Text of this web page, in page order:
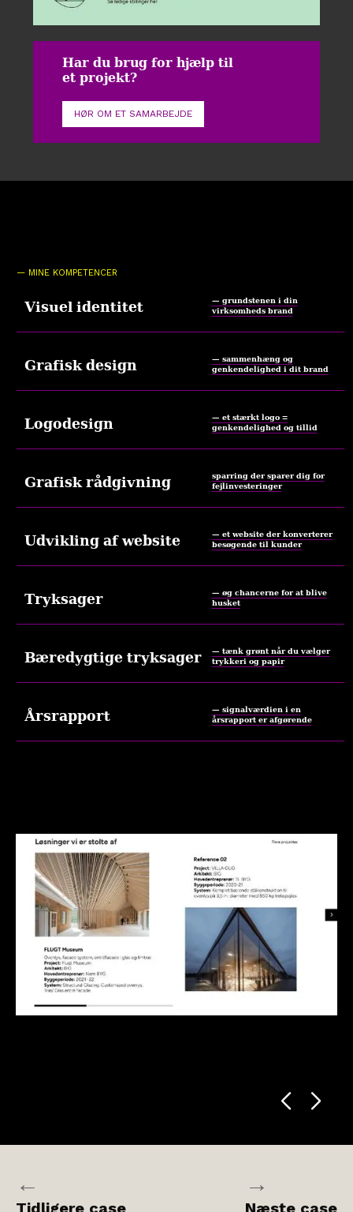
Har du brug for hjælp til
et projekt?
HØR OM ET SAMARBEJDE
— MINE KOMPETENCER
Visuel identitet
— grundstenen i din
virksomheds brand
Grafisk design
— sammenhæng og
genkendelighed i dit brand
Logodesign
— et stærkt logo =
genkendelighed og tillid
Grafisk rådgivning
sparring der sparer dig for
fejlinvesteringer
Udvikling af website
— et website der konverterer
besøgende til kunder
Tryksager
— øg chancerne for at blive
husket
Bæredygtige tryksager
— tænk grønt når du vælger
trykkeri og papir
Årsrapport
— signalværdien i en
årsrapport er afgørende
←
Tidligere case
→
Næste case